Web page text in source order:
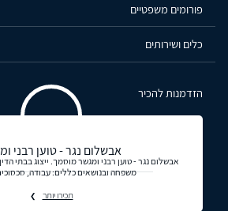
פורומים משפטיים
כלים ושירותים
הזדמנות להכיר
אבשלום נגר - טוען רבני
אבשלום נגר - טוען רבני ומגשר מוסמך. ייצוג בבתי הדין
משפחה ובנושאים כללים: עבודה,
תכירו יותר